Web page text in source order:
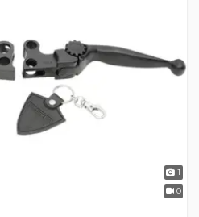
1
0